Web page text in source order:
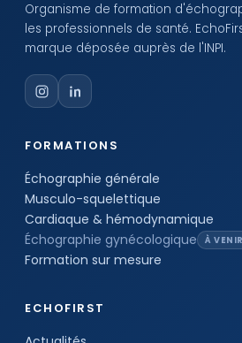
Organisme de formation
les professionnels de santé.
marque déposée auprès de l'INPI.
FORMATIONS
Échographie générale
Musculo-squelettique
Cardiaque & hémodynamique
Échographie gynécologique
À VENIR
Formation sur mesure
ECHOFIRST